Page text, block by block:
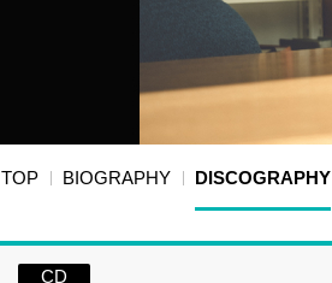
TOP BIOGRAPHY DISCOGRAPHY
CD